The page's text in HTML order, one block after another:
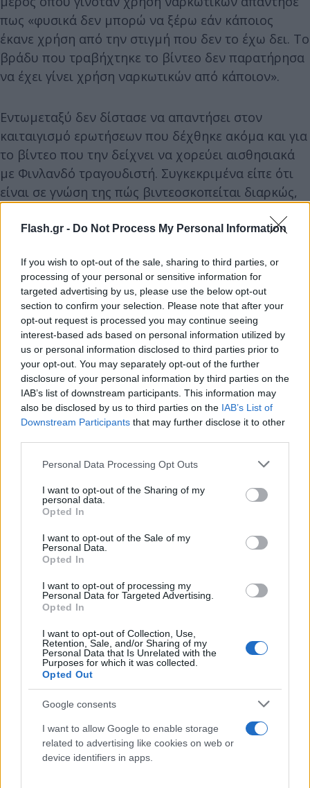
Flash.gr - Do Not Process My Personal Information
If you wish to opt-out of the sale, sharing to third parties, or
processing of your personal or sensitive information for
targeted advertising by us, please use the below opt-out
section to confirm your selection. Please note that after your
opt-out request is processed you may continue seeing
interest-based ads based on personal information utilized by
us or personal information disclosed to third parties prior to
your opt-out. You may separately opt-out of the further
disclosure of your personal information by third parties on the
IAB’s list of downstream participants. This information may
also be disclosed by us to third parties on the IAB’s List of
Downstream Participants that may further disclose it to other
Please note that this website/app uses one or more Google
not limited to your visit or usage behaviour. You may click to
grant or deny consent to Google and its third-party tags to
use your data for below specified purposes in below Google
consent section.
Personal Data Processing Opt Outs
I want to opt-out of the Sharing of my
personal data.
Opted In
I want to opt-out of the Sale of my
Personal Data.
Opted In
I want to opt-out of processing my
Personal Data for Targeted Advertising.
Opted In
I want to opt-out of Collection, Use,
Retention, Sale, and/or Sharing of my
Personal Data that Is Unrelated with the
Purposes for which it was collected.
Opted Out
Google consents
I want to allow Google to enable storage
related to advertising like cookies on web or
device identifiers in apps.
πως «φυσικά δεν μπορώ να ξέρω εάν κάποιος
έκανε χρήση από την στιγμή που δεν το έχω δει. Το
βράδυ που τραβήχτηκε το βίντεο δεν παρατήρησα
να έχει γίνει χρήση ναρκωτικών από κάποιον».
Εντωμεταξύ δεν δίστασε να απαντήσει στον
καιταιγισμό ερωτήσεων που δέχθηκε ακόμα και για
το βίντεο που την δείχνει να χορεύει αισθησιακά
με Φινλανδό τραγουδιστή. Συγκεκριμένα είπε ότι
είναι σε γνώση της πώς βιντεοσκοπείται διαρκώς,
που «κατανοούν την ανάγκη για ελεύθερο χρόνο
συμπλήρωσε πως δεν συνέβη τίποτα το
ακατάλληλο ή το απρεπές με τον τραγουδιστή.
Ερωτηθείσα αν θα ήταν ικανή να λάβει αποφάσεις